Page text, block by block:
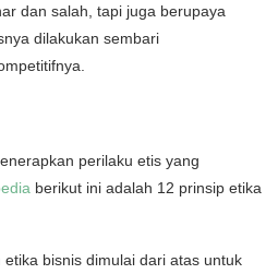
dan salah, tapi juga berupaya
dilakukan sembari
perilaku etis yang
berikut ini adalah 12 prinsip etika
etika bisnis dimulai dari atas untuk